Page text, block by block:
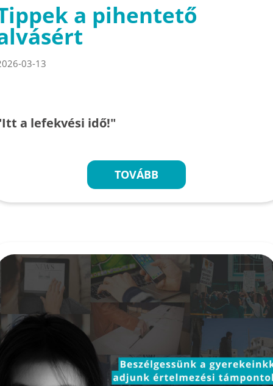
a pihentető
03-13
a lefekvési idő!"
TOVÁBB